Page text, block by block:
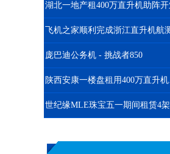
湖北一地产租400万直升机助阵开
庞巴迪公务机 - 挑战者850
陕